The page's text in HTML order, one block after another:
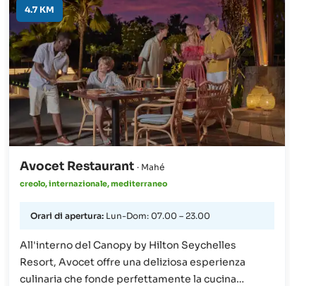
caratterizzata dall'energia delle cucine di strada.
Qui viene servito cibo semplice ma saporito, che
riflette la cultura gastronomica del sud-est
asiatico.
4.7 KM
Avocet Restaurant · Mahé
creolo, internazionale, mediterraneo
Orari di apertura: Lun-Dom: 07.00 – 23.00
All'interno del Canopy by Hilton Seychelles
Resort, Avocet offre una deliziosa esperienza
culinaria che fonde perfettamente la cucina